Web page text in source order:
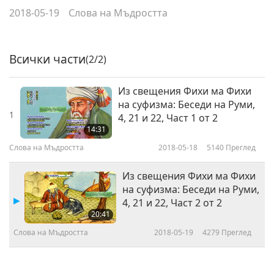
2018-05-19 Слова на Мъдростта
Всички части(2/2)
1
14:31
Из свещения Фихи ма Фихи
на суфизма: Беседи на Руми,
4, 21 и 22, Част 1 oт 2
Слова на Мъдростта 2018-05-18 5140 Преглед
20:41
Из свещения Фихи ма Фихи
на суфизма: Беседи на Руми,
4, 21 и 22, Част 2 от 2
Слова на Мъдростта 2018-05-19 4279 Преглед